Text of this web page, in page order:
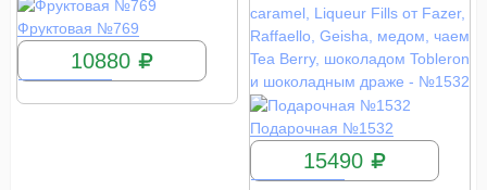
Фруктовая №769
КУПИТЬ
10880
Подарочная №1532
КУПИТЬ
15490